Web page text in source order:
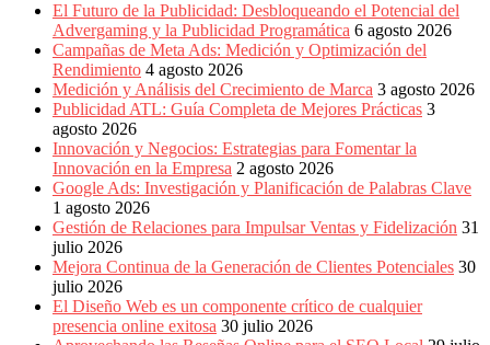
Publicitarias,
Agencias,
Empresas,
Negocios,
Tendencias,
Trendings,
Dinero,
Economía,
Diseño
Web,
Móviles,
Estrategias
Digitales,
Estrategias
Publicitarias,
Alianzas,
Clientes,
El Futuro de la Publicidad: Desbloqueando el Potencial del
Advergaming y la Publicidad Programática 6 agosto 2026
Campañas de Meta Ads: Medición y Optimización del
Rendimiento 4 agosto 2026
Medición y Análisis del Crecimiento de Marca 3 agosto 2026
Publicidad ATL: Guía Completa de Mejores Prácticas 3
agosto 2026
Innovación y Negocios: Estrategias para Fomentar la
Innovación en la Empresa 2 agosto 2026
Google Ads: Investigación y Planificación de Palabras Clave
1 agosto 2026
Gestión de Relaciones para Impulsar Ventas y Fidelización 31
julio 2026
Mejora Continua de la Generación de Clientes Potenciales 30
julio 2026
El Diseño Web es un componente crítico de cualquier
presencia online exitosa 30 julio 2026